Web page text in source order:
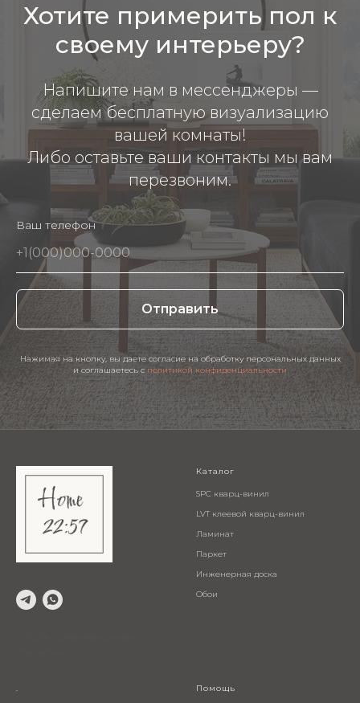
Хотите примерить пол к
своему интерьеру?
Напишите нам в мессенджеры —
сделаем бесплатную визуализацию
вашей комнаты!
Либо оставьте ваши контакты мы вам
перезвоним.
Ваш телефон
Отправить
Нажимая на кнопку, вы даете согласие на обработку персональных данных
и соглашаетесь c политикой конфиденциальности
Каталог
SPC кварц-винил
LVT клеевой кварц-винил
Ламинат
Паркет
Инженерная доска
Обои
. Помощь